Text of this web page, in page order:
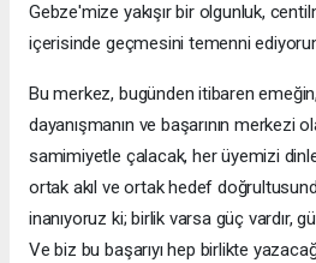
Gebze'mize yakışır bir olgunluk,
içerisinde geçmesini temenni
Bu merkez, bugünden itibaren
dayanışmanın ve başarının merkezi
samimiyetle çalacak, her üyemizi
ortak akıl ve ortak hedef
inanıyoruz ki; birlik varsa güç vardır,
Ve biz bu başarıyı hep birlikte